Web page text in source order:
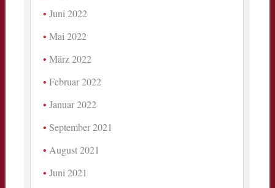
Juni 2022
Mai 2022
März 2022
Februar 2022
Januar 2022
September 2021
August 2021
Juni 2021